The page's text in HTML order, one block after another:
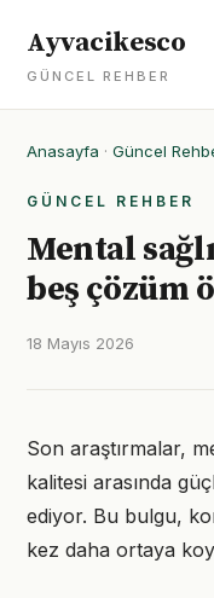
Ayvacikesco
GÜNCEL REHBER
Anasayfa · Güncel
GÜNCEL REHBER
Mental
beş çözüm
18 Mayıs 2026
Son araştırmalar,
kalitesi arasında
ediyor. Bu bulgu,
kez daha ortaya